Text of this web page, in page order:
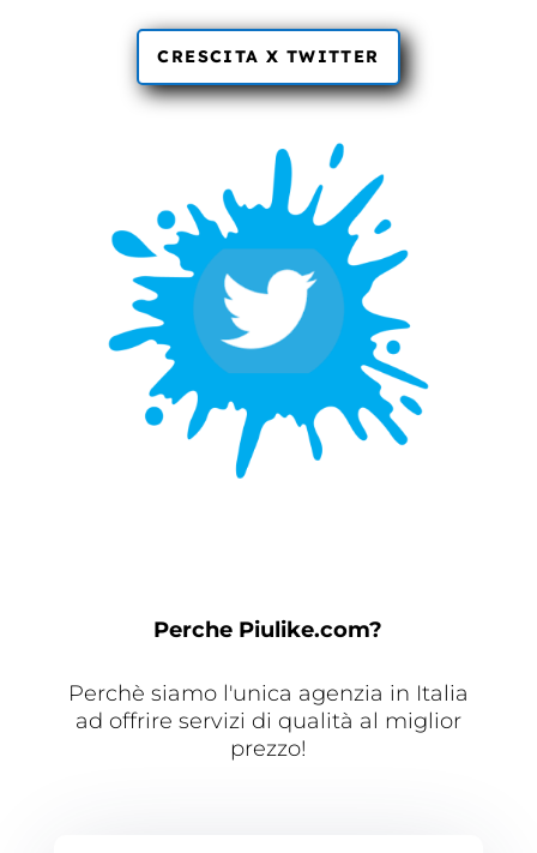
CRESCITA X TWITTER
Perche Piulike.com?
Perchè siamo l'unica agenzia in Italia
ad offrire servizi di qualità al miglior
prezzo!